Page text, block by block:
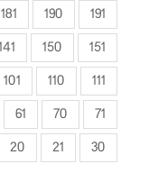
20 21 30
61 70 71
101 110 111
150 151
181 190 191